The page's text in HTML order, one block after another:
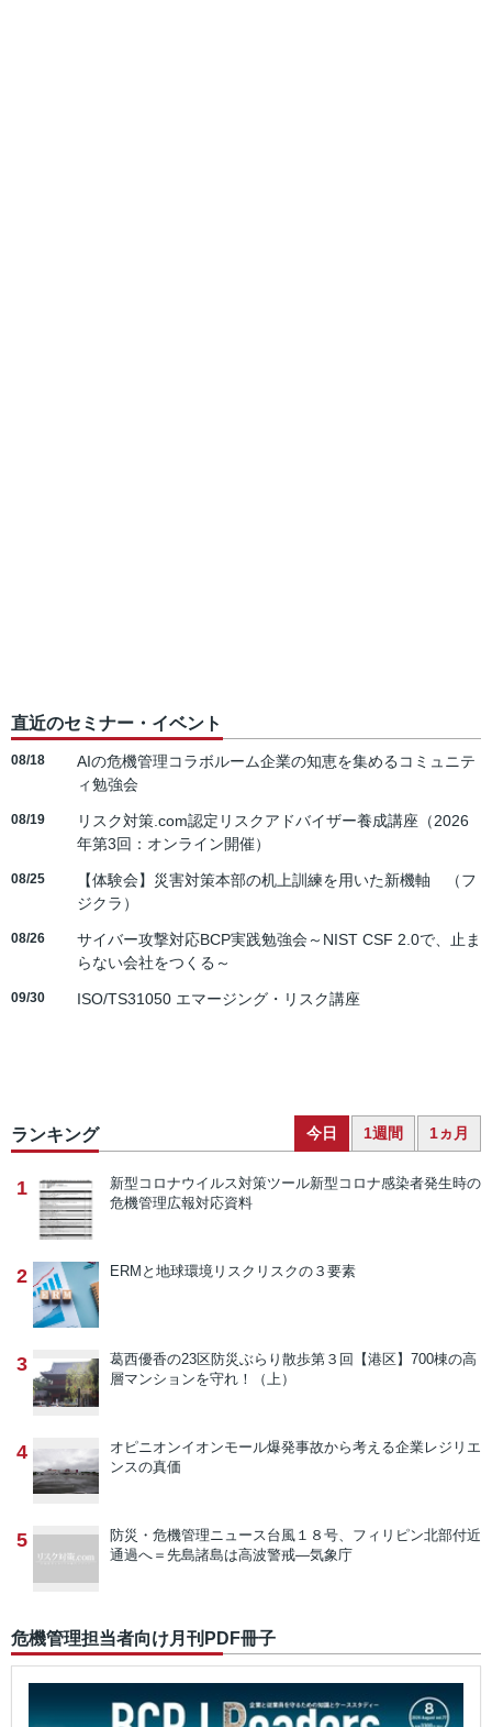
直近のセミナー・イベント
08/18
AIの危機管理コラボルーム企業の知恵を集めるコミュニテ
ィ勉強会
08/19
リスク対策.com認定リスクアドバイザー養成講座（2026
年第3回：オンライン開催）
08/25
【体験会】災害対策本部の机上訓練を用いた新機軸 （フ
ジクラ）
08/26
サイバー攻撃対応BCP実践勉強会～NIST CSF 2.0で、止ま
らない会社をつくる～
09/30 ISO/TS31050 エマージング・リスク講座
ランキング 今日 1週間 1ヵ月
1 新型コロナウイルス対策ツール新型コロナ感染者発生時の
危機管理広報対応資料
2 ERMと地球環境リスク リスクの３要素
3 葛西優香の23区防災ぶらり散歩第３回【港区】700棟の高
層マンションを守れ！（上）
4 オピニオンイオンモール爆発事故から考える企業レジリエ
ンスの真価
5 防災・危機管理ニュース台風１８号、フィリピン北部付近
通過へ＝先島諸島は高波警戒―気象庁
危機管理担当者向け月刊PDF冊子